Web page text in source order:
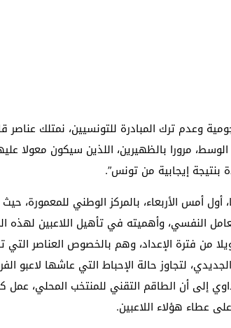
وعدم ترك المبادرة للتونسيين، نمتلك عناصر
مرورا بالظهيرين، اللذين سيكون معولا
بنتيجة إيجابية من تونس”.
أمس الأربعاء، بالمركز الوطني للمعمورة، حيث
النفسي، وأهميته في تأهيل اللاعبين لهذه
من فترة الإعداد، وهم بالخصوص العناصر التي
لتجاوز حالة الإحباط التي عاشها لاعبو
إلى أن الطاقم التقني للمنتخب المحلي، عمل
عطاء هؤلاء اللاعبين.